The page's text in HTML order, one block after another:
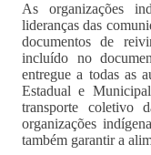
As organizações
lideranças das
documentos de
incluído no
entregue a todas as
Estadual e
transporte coletivo
organizações
também garantir a